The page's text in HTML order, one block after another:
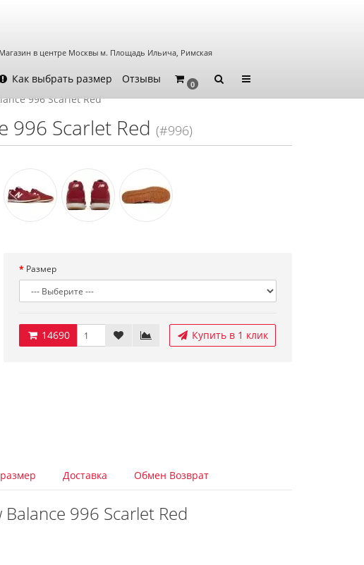
Магазин в центре Москвы м. Площадь Ильича, Римская
Как выбрать размер Отзывы 0
996 Scarlet Red
996 Scarlet Red (#996)
Размер
14690 Купить в 1 клик
Доставка Обмен Возврат
996 Scarlet Red